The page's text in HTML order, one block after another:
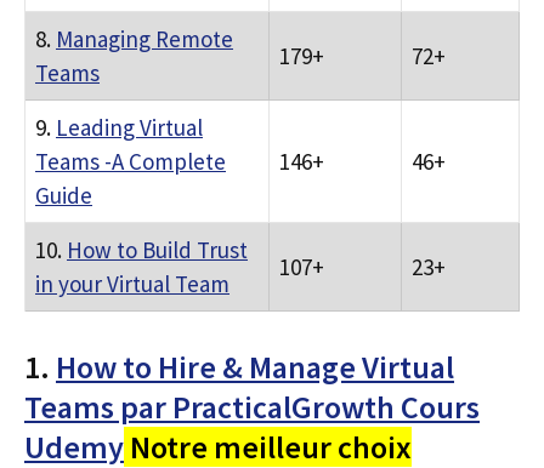
8. Managing Remote
Teams
179+ 72+
9. Leading Virtual
Teams -A Complete
Guide
146+ 46+
10. How to Build Trust
in your Virtual Team
107+ 23+
1. How to Hire & Manage Virtual
Teams par PracticalGrowth Cours
Udemy Notre meilleur choix